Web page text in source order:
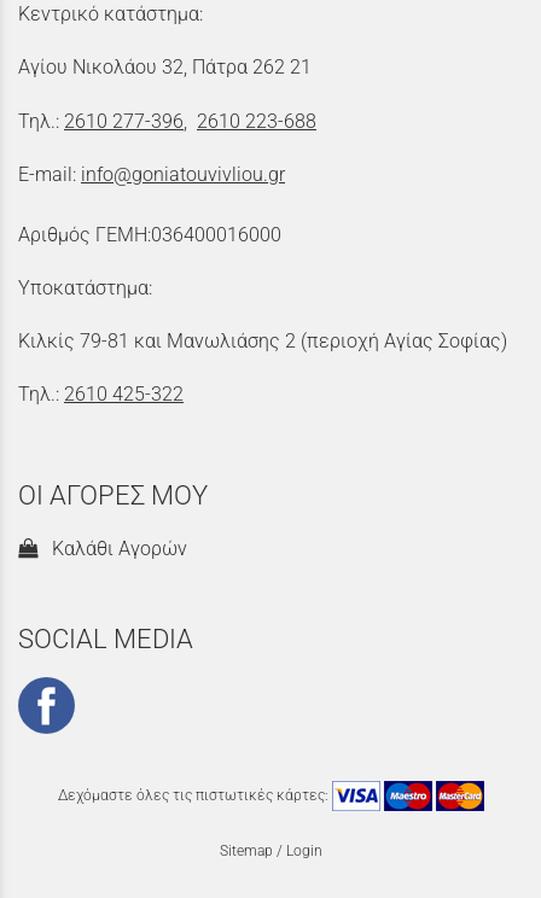
Κεντρικό κατάστημα:
Αγίου Νικολάου 32, Πάτρα 262 21
Τηλ.: 2610 277-396 2610 223-688
E-mail: info@goniatouvivliou.gr
Αριθμός ΓΕΜΗ:036400016000
Υποκατάστημα:
Κιλκίς 79-81 και Μανωλιάσης 2 (περιοχή Αγίας Σοφίας)
Τηλ.: 2610 425-322
ΟΙ ΑΓΟΡΕΣ ΜΟΥ
Καλάθι Αγορών
SOCIAL MEDIA
Δεχόμαστε όλες τις πιστωτικές κάρτες:
Sitemap / Login